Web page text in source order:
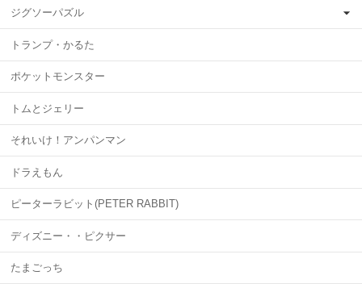
ジグソーパズル
トランプ・かるた
ポケットモンスター
トムとジェリー
それいけ！アンパンマン
ドラえもん
ピーターラビット(PETER RABBIT)
ディズニー・・ピクサー
たまごっち